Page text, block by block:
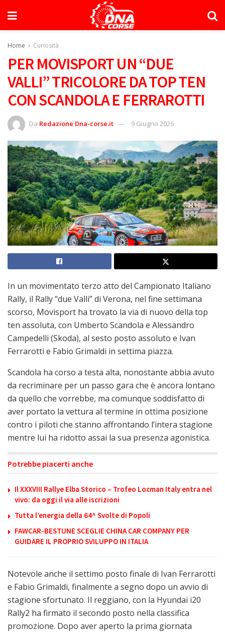
Home Curiosità
PER MOVISPORT UN “DUE
VALLI” TRICOLORE DA TOP TEN
CON SCANDOLA E FERRAROTTI
Da Redazione Dna-corse.it 9 Giugno 2026
In un movimentato terzo atto del Campionato Italiano
Rally, il Rally “due Valli” di Verona, nel fine settimana
scorso, Movisport ha trovato la via di nuovo della top
ten assoluta, con Umberto Scandola e Alessandro
Campedelli (Skoda), al sesto posto assoluto e Ivan
Ferrarotti e Fabio Grimaldi in settima piazza.
Scandola ha corso a testa alta, nonostante abbia avuto
da recriminare per un passo gara che è ancora lontano
da quello che vorrebbe, ma comunque soddisfatto di
aver portato la vettura al termine in ottima posizione
contro i piloti che stanno affrontando l’intera stagione
mentre lui ha ridotto assai la sua presenza agonistica.
Potrebbe piacerti anche
Il XXXVIII Rallye Elba Storico – Trofeo Locman Italy entra nel
vivo: da oggi il via alle iscrizioni
Tutta l’energia della 64^ Svolte di Popoli
FAWCAR-BESTUNE SCEGLIE CHINA CAR COMPANY PER
GUIDARE IL PROPRIO SVILUPPO IN ITALIA
Notevole anche il settimo posto finale di Ivan Ferrarotti
e Fabio Grimaldi, finalmente a segno dopo un avvio di
stagione sfortunato. Il reggiano, con la Hyundai i20
Rally2 ha firmato il secondo posto nella classifica
promozione. Dopo aver aperto la prima giornata